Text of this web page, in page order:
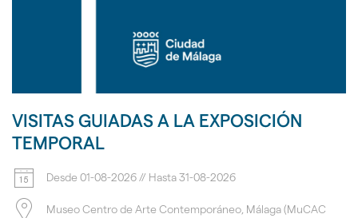
VISITAS GUIADAS A LA EXPOSICIÓN
TEMPORAL
Desde 01-08-2026 // Hasta31-08-2026
Museo Centro de Arte Contemporáneo, Málaga (MuCAC